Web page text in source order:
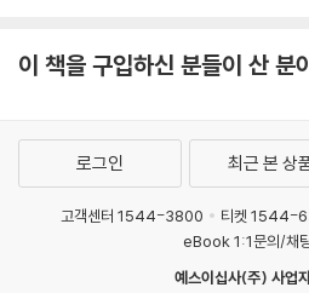
안으로 점철되어 있는 우리 시대를 대변하
『어른들의 거짓된 삶』은 페란테만이 보
기다.
첫사랑과 첫 경험을 향한 위험한 욕망
“저는 제가 못생기고 못된 것 같아요. 그
이 책을 구입하신 분들이 산 분
로그인 최근 본 상
고객센터 1544-3800 티켓 1544-
eBook 1:1문의/채
예스이십사(주) 사업